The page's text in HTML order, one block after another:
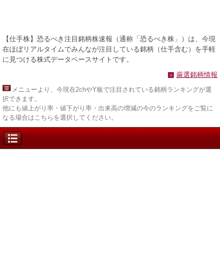
【仕手株】恐るべき注目銘柄株速報（通称「恐るべき株」）は、今現
在ほぼリアルタイムでみんなが注目している銘柄（仕手含む）を手軽
に見つける株式データベースサイトです。
厳選銘柄情報
メニューより、今現在2chやY板で注目されている銘柄ランキングが選
択できます。
他にも値上がり率・値下がり率・出来高の増減の今のランキングをご覧に
なる場合はこちらを選択してください。